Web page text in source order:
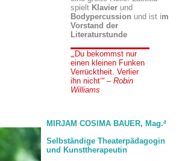
spielt Klavierund
Bodypercussion und ist im
Vorstand der
Literaturstunde
Du bekommst nur
einen kleinen Funken
Verrücktheit. Verlier
ihn nicht
– Robin
Williams
MIRJAM COSIMA BAUER, Mag.ª
Selbständige Theaterpädagogin
und Kunsttherapeutin